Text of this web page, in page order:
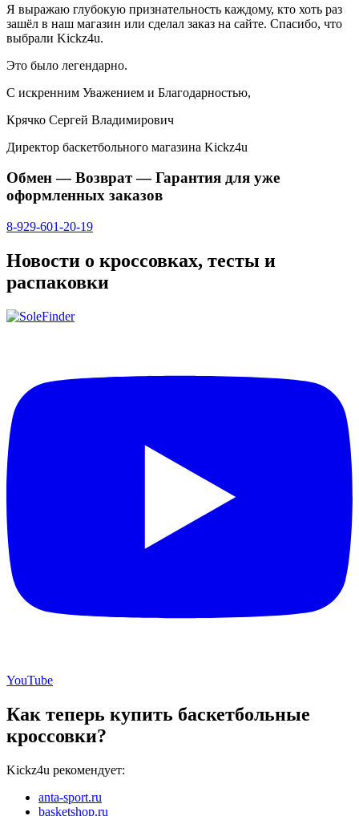
Я выражаю глубокую признательность каждому, кто хоть раз
зашёл в наш магазин или сделал заказ на сайте. Спасибо, что
выбрали Kickz4u.
Это было легендарно.
С искренним Уважением и Благодарностью,
Крячко Сергей Владимирович
Директор баскетбольного магазина Kickz4u
Обмен — Возврат — Гарантия для уже
оформленных заказов
8-929-601-20-19
Новости о кроссовках, тесты и
распаковки
YouTube
Как теперь купить баскетбольные
кроссовки?
Kickz4u рекомендует:
anta-sport.ru
basketshop.ru